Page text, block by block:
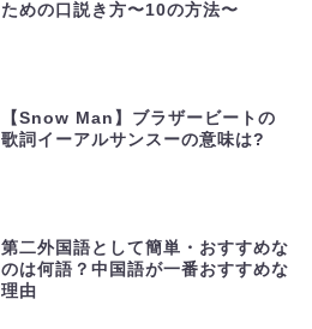
ための口説き方〜10の方法〜
【Snow Man】ブラザービートの
歌詞イーアルサンスーの意味は?
第二外国語として簡単・おすすめな
のは何語？中国語が一番おすすめな
理由